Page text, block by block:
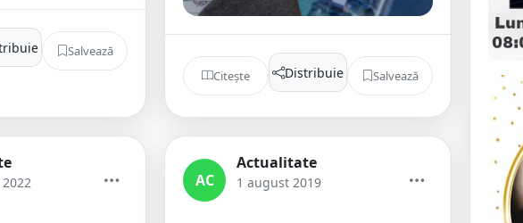
Salvează
Citește Distribuie Salvează
AC
Actualitate
1 august 2019